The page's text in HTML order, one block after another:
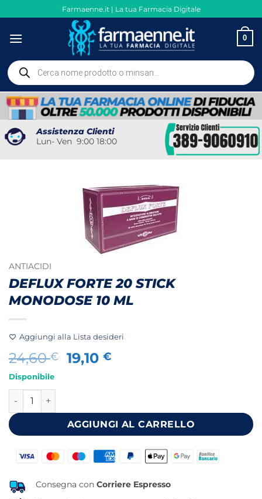
ai
contenuti
Farmaenne.it | La tua Farmacia Digitale
0
Ricerca
prodotti
Assistenza Clienti
Lun- Ven 9:00 18:00
ANTIACIDI
DEFLUX FORTE 20 STICK
MONODOSE 10 ML
Aggiungi alla Lista desideri
24,60€
Il
24,60 €.
19,10€
19,10 €.
Disponibile
DEFLUX FORTE 20 STICK MONODOSE 10 ML quantità
AGGIUNGI AL CARRELLO
Consegna con Corriere Espresso